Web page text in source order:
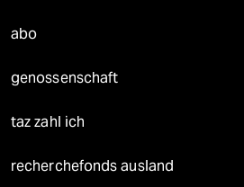
abo
genossenschaft
taz zahl ich
recherchefonds ausland